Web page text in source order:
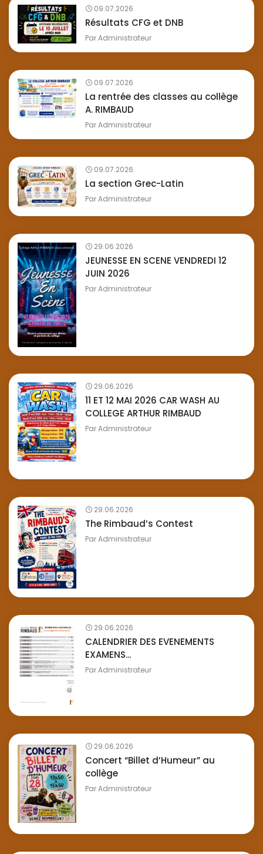
09.07.2026
Résultats CFG et DNB
ParAdministrateur
09.07.2026
La rentrée des classes au collège
A. RIMBAUD
ParAdministrateur
09.07.2026
La section Grec-Latin
ParAdministrateur
29.06.2026
JEUNESSE EN SCENE VENDREDI 12
JUIN 2026
ParAdministrateur
29.06.2026
11 ET 12 MAI 2026 CAR WASH AU
COLLEGE ARTHUR RIMBAUD
ParAdministrateur
29.06.2026
The Rimbaud’s Contest
ParAdministrateur
29.06.2026
CALENDRIER DES EVENEMENTS
EXAMENS...
ParAdministrateur
29.06.2026
Concert “Billet d’Humeur” au
collège
ParAdministrateur